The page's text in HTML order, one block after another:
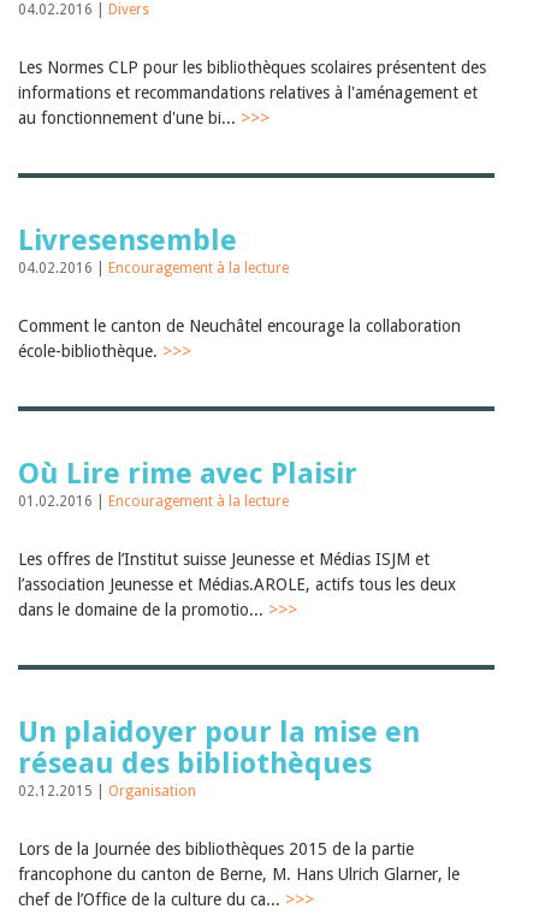
04.02.2016 | Divers
Les Normes CLP pour les bibliothèques scolaires présentent des
informations et recommandations relatives à l'aménagement et
au fonctionnement d'une bi... >>>
Livresensemble
04.02.2016 | Encouragement à la lecture
Comment le canton de Neuchâtel encourage la collaboration
école-bibliothèque. >>>
Où Lire rime avec Plaisir
01.02.2016 | Encouragement à la lecture
Les offres de l’Institut suisse Jeunesse et Médias ISJM et
l’association Jeunesse et Médias.AROLE, actifs tous les deux
dans le domaine de la promotio... >>>
Un plaidoyer pour la mise en
réseau des bibliothèques
02.12.2015 | Organisation
Lors de la Journée des bibliothèques 2015 de la partie
francophone du canton de Berne, M. Hans Ulrich Glarner, le
chef de l’Office de la culture du ca... >>>